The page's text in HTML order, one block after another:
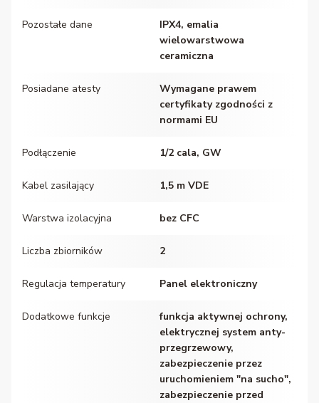
Pozostałe dane
IPX4, emalia
wielowarstwowa
ceramiczna
Posiadane atesty
Wymagane prawem
certyfikaty zgodności z
normami EU
Podłączenie 1/2 cala, GW
Kabel zasilający 1,5 m VDE
Warstwa izolacyjna bez CFC
Liczba zbiorników 2
Regulacja temperatury Panel elektroniczny
Dodatkowe funkcje
funkcja aktywnej ochrony,
elektrycznej system anty-
przegrzewowy,
zabezpieczenie przez
uruchomieniem "na sucho",
zabezpieczenie przed